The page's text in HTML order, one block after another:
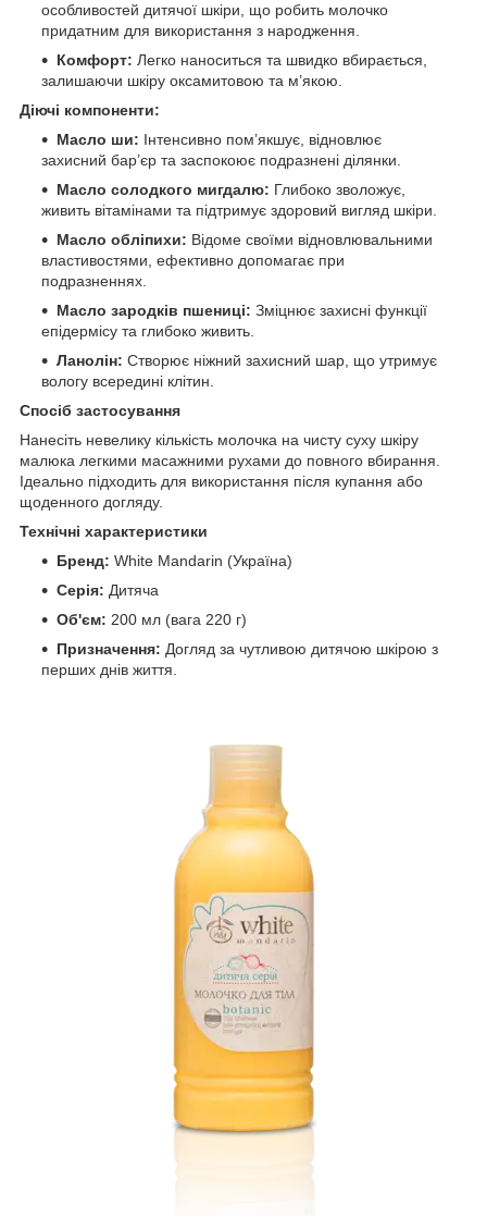
особливостей дитячої шкіри, що робить молочко
придатним для використання з народження.
Комфорт: Легко наноситься та швидко вбирається,
залишаючи шкіру оксамитовою та м’якою.
Діючі компоненти:
Масло ши: Інтенсивно пом’якшує, відновлює
захисний бар’єр та заспокоює подразнені ділянки.
Масло солодкого мигдалю: Глибоко зволожує,
живить вітамінами та підтримує здоровий вигляд шкіри.
Масло обліпихи: Відоме своїми відновлювальними
властивостями, ефективно допомагає при
подразненнях.
Масло зародків пшениці: Зміцнює захисні функції
епідермісу та глибоко живить.
Ланолін: Створює ніжний захисний шар, що утримує
вологу всередині клітин.
Спосіб застосування
Нанесіть невелику кількість молочка на чисту суху шкіру
малюка легкими масажними рухами до повного вбирання.
Ідеально підходить для використання після купання або
щоденного догляду.
Технічні характеристики
Бренд: White Mandarin (Україна)
Серія: Дитяча
Об'єм: 200 мл (вага 220 г)
Призначення: Догляд за чутливою дитячою шкірою з
перших днів життя.